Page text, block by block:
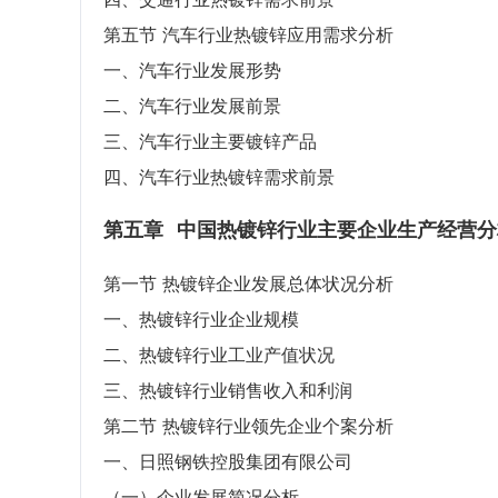
第五节 汽车行业热镀锌应用需求分析
一、汽车行业发展形势
二、汽车行业发展前景
三、汽车行业主要镀锌产品
四、汽车行业热镀锌需求前景
第五章 中国热镀锌行业主要企业生产经营
第一节 热镀锌企业发展总体状况分析
一、热镀锌行业企业规模
二、热镀锌行业工业产值状况
三、热镀锌行业销售收入和利润
第二节 热镀锌行业领先企业个案分析
一、日照钢铁控股集团有限公司